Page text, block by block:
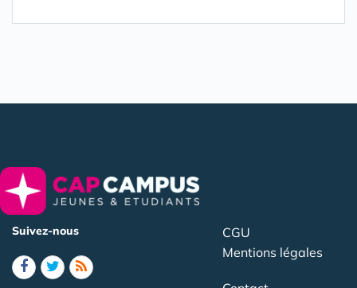
Suivez-nous
CGU
Mentions légales